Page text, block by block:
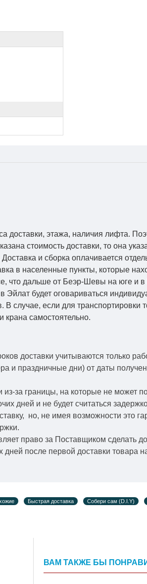
доставки, этажа, наличия лифта.
стоимость доставки, то она
и сборка оплачивается
в населенные пункты, которые
что дальше от Беэр-Шевы на юге и
Эйлат будет оговариваться
случае, если для транспортировки
крана самостоятельно.
доставки учитываются только
и праздничные дни) от даты
за границы, на которые не может
дней и не будет считаться
но, не имея возможности это
право за Поставщиком сделать
после первой доставки товара
Быстрая доставка Собери сам (D.I.Y)
ВАМ ТАКЖЕ БЫ